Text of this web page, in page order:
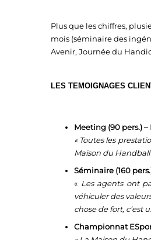
Plus que les chiffres,
mois (séminaire des
Avenir, Journée du
LES TEMOIGNAGES
Meeting (90 pers.) –
« Toutes les
Maison du
Séminaire (160
« Les agents ont
véhiculer des
chose de fort, c’est
Championnat